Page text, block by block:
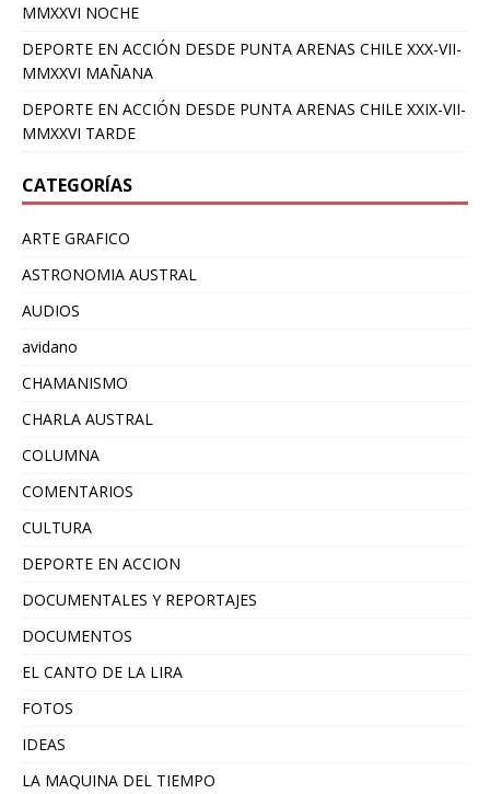
MMXXVI NOCHE
DEPORTE EN ACCIÓN DESDE PUNTA ARENAS CHILE XXX-VII-
MMXXVI MAÑANA
DEPORTE EN ACCIÓN DESDE PUNTA ARENAS CHILE XXIX-VII-
MMXXVI TARDE
CATEGORÍAS
ARTE GRAFICO
ASTRONOMIA AUSTRAL
AUDIOS
avidano
CHAMANISMO
CHARLA AUSTRAL
COLUMNA
COMENTARIOS
CULTURA
DEPORTE EN ACCION
DOCUMENTALES Y REPORTAJES
DOCUMENTOS
EL CANTO DE LA LIRA
FOTOS
IDEAS
LA MAQUINA DEL TIEMPO